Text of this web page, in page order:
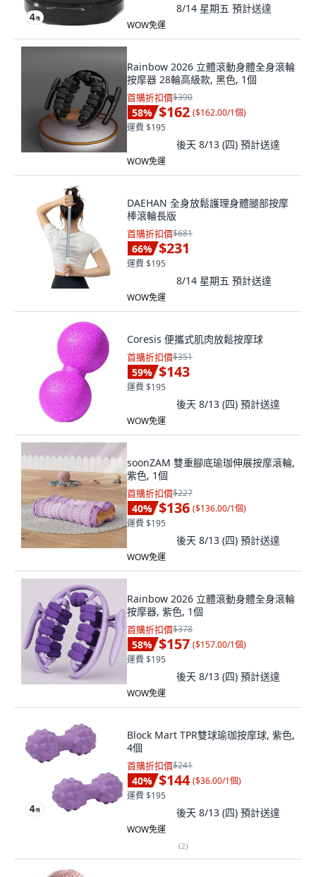
8/14 星期五 預計送達
WOW免運
Rainbow 2026 立體滾動身體全身滾輪
按摩器 28輪高級款, 黑色, 1個
首購折扣價$390
58% $162 ($162.00/1個)
運費 $195
後天 8/13 (四) 預計送達
WOW免運
DAEHAN 全身放鬆護理身體腿部按摩
棒滾輪長版
首購折扣價$681
66% $231
運費 $195
8/14 星期五 預計送達
WOW免運
Coresis 便攜式肌肉放鬆按摩球
首購折扣價$351
59% $143
運費 $195
後天 8/13 (四) 預計送達
WOW免運
soonZAM 雙重腳底瑜珈伸展按摩滾輪,
紫色, 1個
首購折扣價$227
40% $136 ($136.00/1個)
運費 $195
後天 8/13 (四) 預計送達
WOW免運
Rainbow 2026 立體滾動身體全身滾輪
按摩器, 紫色, 1個
首購折扣價$378
58% $157 ($157.00/1個)
運費 $195
後天 8/13 (四) 預計送達
WOW免運
Block Mart TPR雙球瑜珈按摩球, 紫色,
4個
首購折扣價$241
40% $144 ($36.00/1個)
運費 $195
後天 8/13 (四) 預計送達
WOW免運
(2)